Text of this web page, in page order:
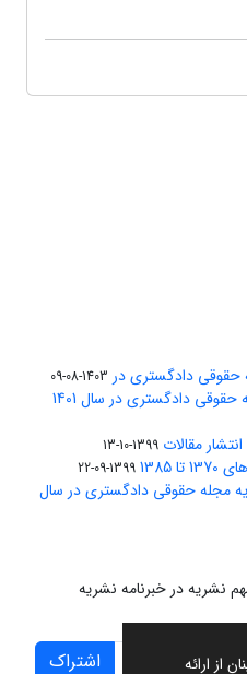
از ارائه
حقوقی دادگستری در 1403-08-09
دادگستری در سال 1401
مقالات 1399-10-13
1399-09-22
مجله حقوقی دادگستری در سال
نشریه در خبرنامه نشریه
اشتراک